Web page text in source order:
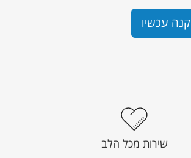
קנה עכשיו
שירות מכל הלב